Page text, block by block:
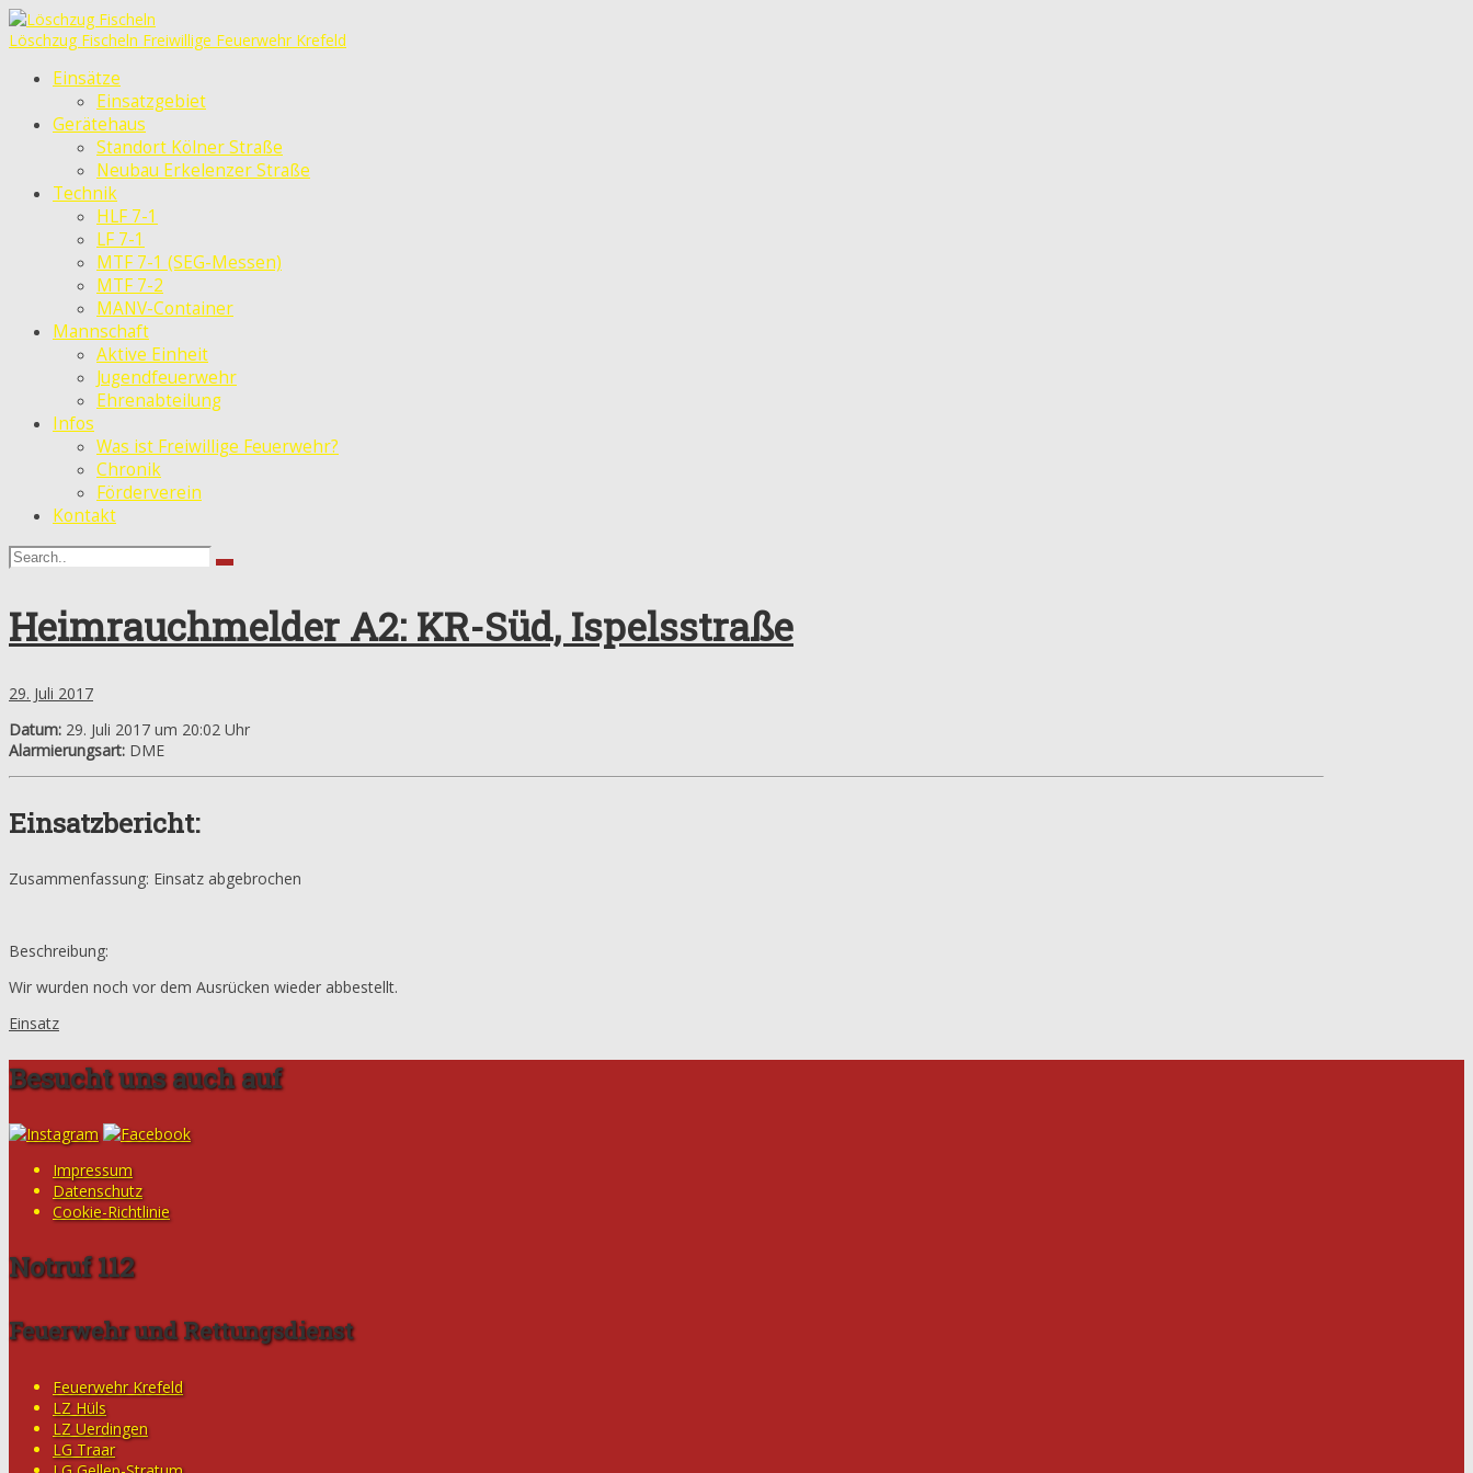
Löschzug Fischeln Freiwillige Feuerwehr Krefeld
Einsätze
Einsatzgebiet
Gerätehaus
Standort Kölner Straße
Neubau Erkelenzer Straße
Technik
HLF 7-1
LF 7-1
MTF 7-1 (SEG-Messen)
MTF 7-2
MANV-Container
Mannschaft
Aktive Einheit
Jugendfeuerwehr
Ehrenabteilung
Infos
Was ist Freiwillige Feuerwehr?
Chronik
Förderverein
Kontakt
Heimrauchmelder A2: KR-Süd, Ispelsstraße
29. Juli 2017
Datum: 29. Juli 2017 um 20:02 Uhr
Alarmierungsart: DME
Einsatzbericht:
Zusammenfassung: Einsatz abgebrochen
Beschreibung:
Wir wurden noch vor dem Ausrücken wieder abbestellt.
Einsatz
Besucht uns auch auf
Impressum
Datenschutz
Cookie-Richtlinie
Notruf 112
Feuerwehr und Rettungsdienst
Feuerwehr Krefeld
LZ Hüls
LZ Uerdingen
LG Traar